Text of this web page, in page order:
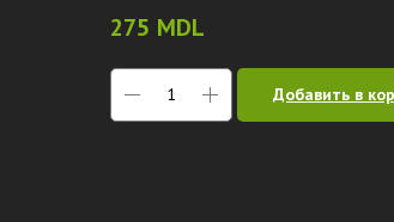
275 MDL
Добавить в